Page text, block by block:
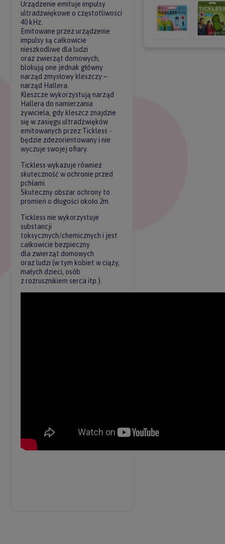
Urządzenie emituje impulsy
ultradźwiękowe o częstotliwości
40 kHz.
Emitowane przez urządzenie
impulsy są całkowicie
nieszkodliwe dla ludzi
oraz zwierząt domowych,
blokują one jednak główny
narząd zmysłowy kleszczy –
narząd Hallera.
Kleszcze wykorzystują narząd
Hallera do namierzania
żywiciela, gdy kleszcz znajdzie
się w zasięgu ultradźwięków
emitowanych przez Tickless -
będzie zdezorientowany i nie
wyczuje swojej ofiary.
Tickless wykazuje również
skuteczność w ochronie przed
pchłami.
Skuteczny obszar ochrony to
promień o długości około 2m.
Tickless nie wykorzystuje
substancji
toksycznych/chemicznych i jest
całkowicie bezpieczny
dla zwierząt domowych
oraz ludzi (w tym kobiet w ciąży,
małych dzieci, osób
z rozrusznikiem serca itp.).